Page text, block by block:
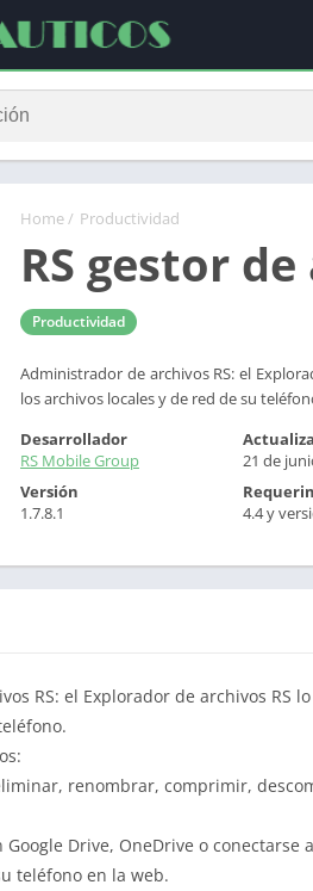
Home/ Productividad
RS gestor
Productividad
Administrador de archivos RS: el
los archivos locales y de red de su
Desarrollador
RS Mobile Group
21 de
Versión
1.7.8.1
4.4 y
RS: el Explorador de archivos RS
renombrar, comprimir,
Drive, OneDrive o conectarse
teléfono en la web.